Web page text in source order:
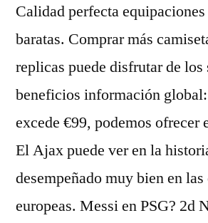
Calidad perfecta
baratas. Comprar más
replicas puede disfrutar de los
beneficios información
excede €99, podemos ofrecer
El Ajax puede ver en la
desempeñado muy bien en
europeas. Messi en PSG? 2d